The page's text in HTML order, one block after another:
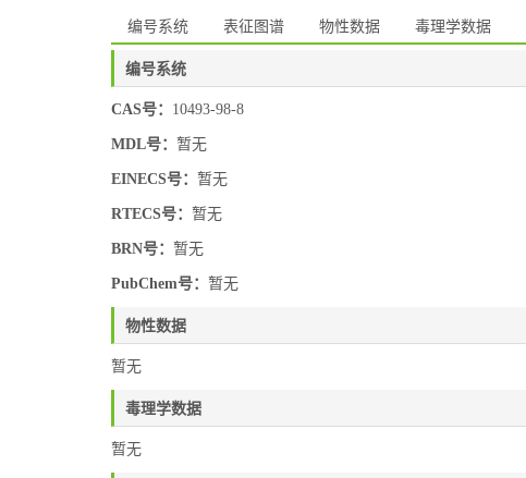
编号系统 表征图谱 物性数据 毒理学数据
编号系统
CAS号： 10493-98-8
MDL号： 暂无
EINECS号： 暂无
RTECS号： 暂无
BRN号： 暂无
PubChem号： 暂无
物性数据
暂无
毒理学数据
暂无